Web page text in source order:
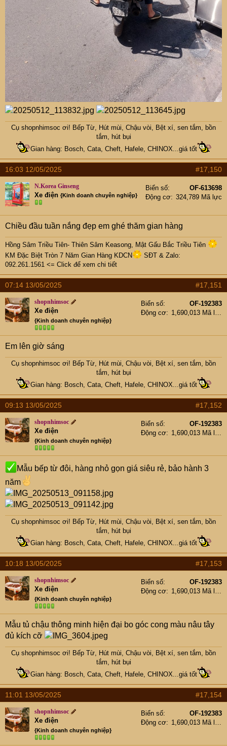
Cụ shopnhimsoc ơi! Bếp Từ, Hút mùi, Chậu vòi, Bệt xí, sen tắm, bồn
tắm, hút bụi
Gian hàng: Bosch, Cata, Cheft, Hafele, CHINOX...giá tốt
16:03 12/05/2025 #17,150
N.Korea Ginseng
Xe điện {Kinh doanh chuyên nghiệp}
Biển số
OF-613698
Động cơ
324,789 Mã lực
Chiều đầu tuần nắng đẹp em ghé thăm gian hàng
Hồng Sâm Triều Tiên- Thiên Sâm Keasong, Mật Gấu Bắc Triều Tiên
KM Đặc Biệt Tròn 7 Năm Gian Hàng KDCN
SĐT & Zalo:
092.261.1561 <= Click để xem chi tiết
07:14 13/05/2025 #17,151
shopnhimsoc
Xe điện
{Kinh doanh chuyên nghiệp}
Biển số
OF-192383
Động cơ
1,690,013 Mã lực
Em lên giờ sáng
Cụ shopnhimsoc ơi! Bếp Từ, Hút mùi, Chậu vòi, Bệt xí, sen tắm, bồn
tắm, hút bụi
Gian hàng: Bosch, Cata, Cheft, Hafele, CHINOX...giá tốt
09:13 13/05/2025 #17,152
shopnhimsoc
Xe điện
{Kinh doanh chuyên nghiệp}
Biển số
OF-192383
Động cơ
1,690,013 Mã lực
Mẫu bếp từ đôi, hàng nhỏ gọn giá siêu rẻ, bảo hành 3
năm
Cụ shopnhimsoc ơi! Bếp Từ, Hút mùi, Chậu vòi, Bệt xí, sen tắm, bồn
tắm, hút bụi
Gian hàng: Bosch, Cata, Cheft, Hafele, CHINOX...giá tốt
10:18 13/05/2025 #17,153
shopnhimsoc
Xe điện
{Kinh doanh chuyên nghiệp}
Biển số
OF-192383
Động cơ
1,690,013 Mã lực
Mẫu tủ chậu thông minh hiện đại bo góc cong màu nâu tây
đủ kích cỡ
Cụ shopnhimsoc ơi! Bếp Từ, Hút mùi, Chậu vòi, Bệt xí, sen tắm, bồn
tắm, hút bụi
Gian hàng: Bosch, Cata, Cheft, Hafele, CHINOX...giá tốt
11:01 13/05/2025 #17,154
shopnhimsoc
Xe điện
{Kinh doanh chuyên nghiệp}
Biển số
OF-192383
Động cơ
1,690,013 Mã lực